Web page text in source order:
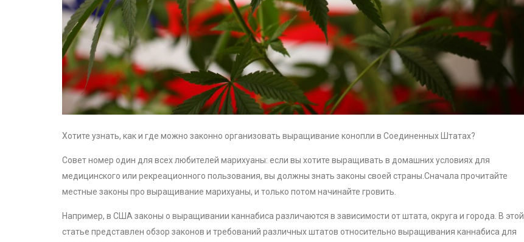
Хотите узнать, как и где можно законно организовать выращивание конопли в Соединенных Штатах?
Совет номер один для всех любителей марихуаны: если вы хотите выращивать в домашних условиях для
медицинского или рекреационного пользования, вы должны знать законы своей страны.Сначала прочитайте
местные законы про выращивание марихуаны, и только потом начинайте гровить.
Например, в США законы о выращивании каннабиса различаются в зависимости от штата, округа и города. В этой
статье представлен обзор законов и требований различных штатов относительно выращивания каннабиса для